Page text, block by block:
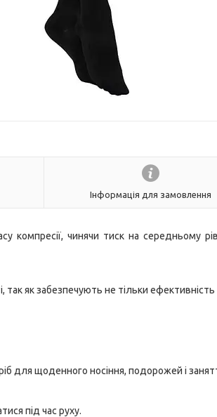
Інформація для замовлення
компресії, чинячи тиск на середньому
так як забезпечують не тільки ефективність
для щоденного носіння, подорожей і
під час руху.